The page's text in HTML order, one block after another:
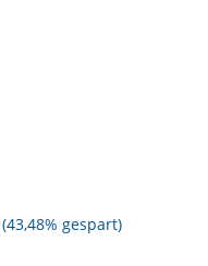
(43,48% gespart)